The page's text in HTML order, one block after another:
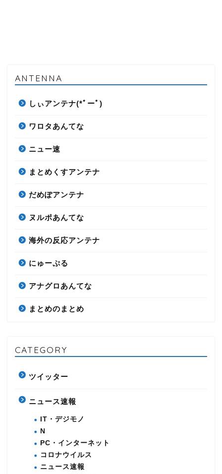
ANTENNA
しぃアンテナ(*ﾟーﾟ)
ワロタあんてな
ニュー速
まとめくすアンテナ
だめぽアンテナ
ヌルポあんてな
海外の反応アンテナ
にゅーぷる
アナグロあんてな
まとめのまとめ
CATEGORY
ツイッター
ニュース速報
IT・デジモノ
N
PC・インターネット
コロナウイルス
ニュース速報